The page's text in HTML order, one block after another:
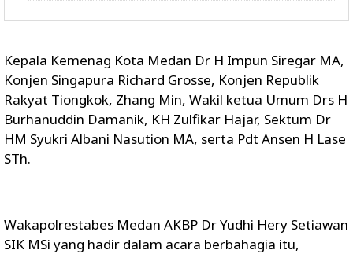
Kepala Kemenag Kota Medan Dr H Impun Siregar MA,
Konjen Singapura Richard Grosse, Konjen Republik
Rakyat Tiongkok, Zhang Min, Wakil ketua Umum Drs H
Burhanuddin Damanik, KH Zulfikar Hajar, Sektum Dr
HM Syukri Albani Nasution MA, serta Pdt Ansen H Lase
STh.
Wakapolrestabes Medan AKBP Dr Yudhi Hery Setiawan
SIK MSi yang hadir dalam acara berbahagia itu,